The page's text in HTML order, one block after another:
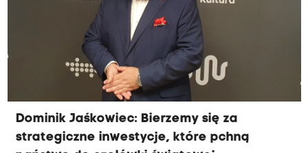
Hitlera. Odnosząc się do ewentualnego udziału
polskich żołnierzy w misji rozjemczej na Ukrainie,
Jaśkowiec uważa, że Polska ma inne zadania.
"Jesteśmy hubem wojskowym. Możemy
dostarczać wyposażenie i zaopatrzenie dla sił
rozjemczych państw europejskich" - podkreślił.
Dominik Jaśkowiec: Bierzemy się za
strategiczne inwestycje, które pchną